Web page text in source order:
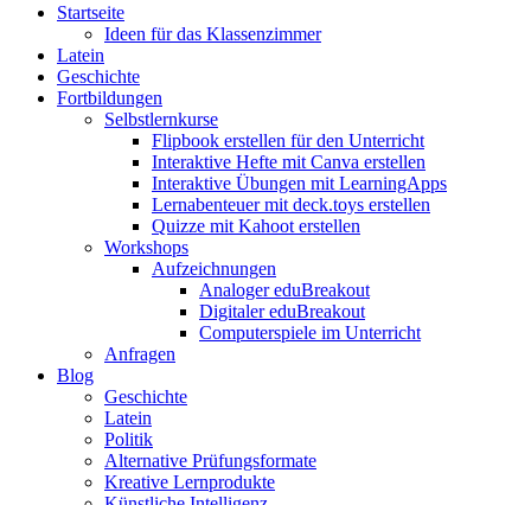
Startseite
Ideen für das Klassenzimmer
Latein
Geschichte
Fortbildungen
Selbstlernkurse
Flipbook erstellen für den Unterricht
Interaktive Hefte mit Canva erstellen
Interaktive Übungen mit LearningApps
Lernabenteuer mit deck.toys erstellen
Quizze mit Kahoot erstellen
Workshops
Aufzeichnungen
Analoger eduBreakout
Digitaler eduBreakout
Computerspiele im Unterricht
Anfragen
Blog
Geschichte
Latein
Politik
Alternative Prüfungsformate
Kreative Lernprodukte